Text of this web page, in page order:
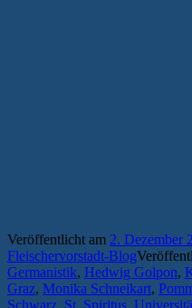
Veröffentlicht am 2. Dezember
Fleischervorstadt-Blog
Germanistik, Hedwig Golpon,
Graz, Monika Schneikart,